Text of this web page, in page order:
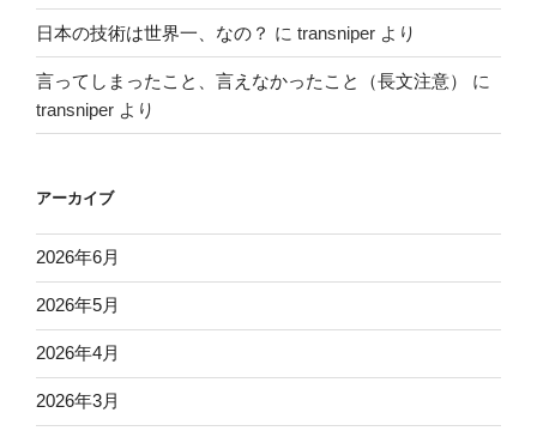
日本の技術は世界一、なの？ に transniper より
言ってしまったこと、言えなかったこと（長文注意）
に
transniper より
アーカイブ
2026年6月
2026年5月
2026年4月
2026年3月